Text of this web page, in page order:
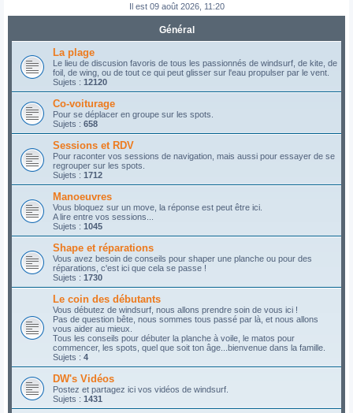
Il est 09 août 2026, 11:20
Général
La plage
Le lieu de discusion favoris de tous les passionnés de windsurf, de kite, de
foil, de wing, ou de tout ce qui peut glisser sur l'eau propulser par le vent.
Sujets : 12120
Co-voiturage
Pour se déplacer en groupe sur les spots.
Sujets : 658
Sessions et RDV
Pour raconter vos sessions de navigation, mais aussi pour essayer de se
regrouper sur les spots.
Sujets : 1712
Manoeuvres
Vous bloquez sur un move, la réponse est peut être ici.
A lire entre vos sessions...
Sujets : 1045
Shape et réparations
Vous avez besoin de conseils pour shaper une planche ou pour des
réparations, c'est ici que cela se passe !
Sujets : 1730
Le coin des débutants
Vous débutez de windsurf, nous allons prendre soin de vous ici !
Pas de question bête, nous sommes tous passé par là, et nous allons
vous aider au mieux.
Tous les conseils pour débuter la planche à voile, le matos pour
commencer, les spots, quel que soit ton âge...bienvenue dans la famille.
Sujets : 4
DW's Vidéos
Postez et partagez ici vos vidéos de windsurf.
Sujets : 1431